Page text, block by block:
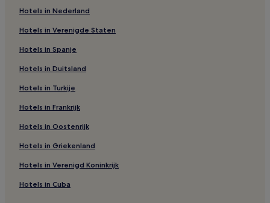
Hotels in Nederland
Hotels in Verenigde Staten
Hotels in Spanje
Hotels in Duitsland
Hotels in Turkije
Hotels in Frankrijk
Hotels in Oostenrijk
Hotels in Griekenland
Hotels in Verenigd Koninkrijk
Hotels in Cuba